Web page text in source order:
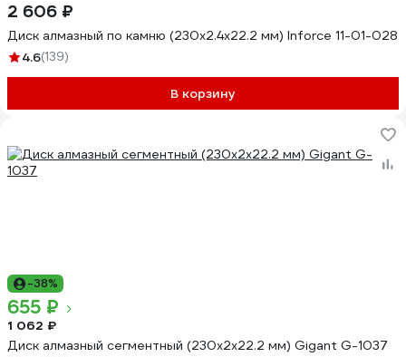
2 606 ₽
Диск алмазный по камню (230х2.4x22.2 мм) Inforce 11-01-028
4.6(139)
В корзину
-38%
655 ₽
1 062 ₽
Диск алмазный сегментный (230x2x22.2 мм) Gigant G-1037